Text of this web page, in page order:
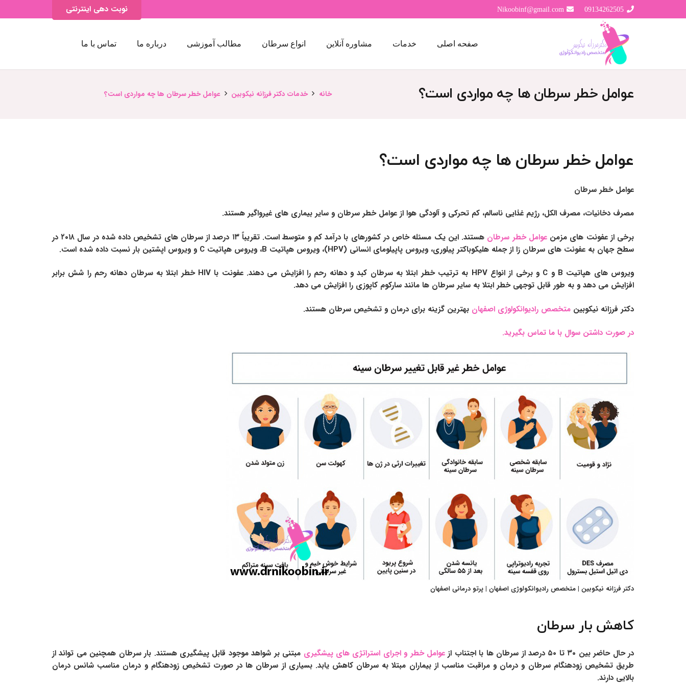
09134262505
Nikoobinf@gmail.com نوبت دهی اینترنتی
صفحه اصلی خدمات مشاوره آنلاین انواع سرطان مطالب آموزشی درباره ما تماس با ما
عوامل خطر سرطان ها چه مواردی است؟ خانه خدمات دکتر فرزانه نیکوبین عوامل خطر سرطان ها چه مواردی است؟
عوامل خطر سرطان ها چه مواردی است؟
عوامل خطر سرطان
مصرف دخانیات، مصرف الکل، رژیم غذایی ناسالم، کم تحرکی و آلودگی هوا از عوامل خطر سرطان و سایر بیماری های غیرواگیر هستند.
برخی از عفونت های مزمنعوامل خطر سرطان
هستند. این یک مسئله خاص در کشورهای با درآمد کم و متوسط است. تقریباً ۱۳ درصد از سرطان های تشخیص داده شده در سال ۲۰۱۸ در
سطح جهان به عفونت های سرطان زا از جمله هلیکوباکتر پیلوری، ویروس پاپیلومای انسانی (HPV)، ویروس هپاتیت B، ویروس هپاتیت C و ویروس اپشتین بار نسبت داده شده است.
ویروس های هپاتیت B و C و برخی از انواع HPV به ترتیب خطر ابتلا به سرطان کبد و دهانه رحم را افزایش می دهند. عفونت با HIV خطر ابتلا به سرطان دهانه رحم را شش برابر
افزایش می دهد و به طور قابل توجهی خطر ابتلا به سایر سرطان ها مانند سارکوم کاپوزی را افزایش می دهد.
دکتر فرزانه نیکوبین متخصص رادیوانکولوژی اصفهان بهترین گزینه برای درمان و تشخیص سرطان هستند.
در صورت داشتن سوال با ما تماس بگیرید.
دکتر فرزانه نیکوبین | متخصص رادیوانکولوژی اصفهان | پرتو درمانی اصفهان
کاهش بار سرطان
در حال حاضر بین ۳۰ تا ۵۰ درصد از سرطان ها با اجتناب از عوامل خطر و اجرای استراتژی های پیشگیری مبتنی بر شواهد موجود قابل پیشگیری هستند. بار سرطان همچنین می تواند از
طریق تشخیص زودهنگام سرطان و درمان و مراقبت مناسب از بیماران مبتلا به سرطان کاهش یابد. بسیاری از سرطان ها در صورت تشخیص زودهنگام و درمان مناسب شانس درمان
بالایی دارند.